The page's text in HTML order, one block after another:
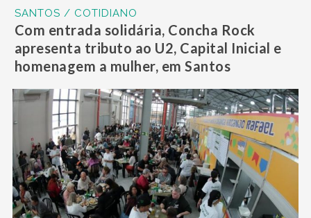
SANTOS / COTIDIANO
Com entrada solidária, Concha Rock
apresenta tributo ao U2, Capital Inicial e
homenagem a mulher, em Santos